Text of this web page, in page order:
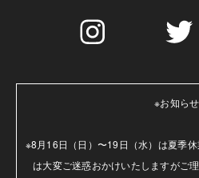
※お知ら
※8月16日（日）〜19日（水）は夏季
は大変ご迷惑おかけいたしますがご